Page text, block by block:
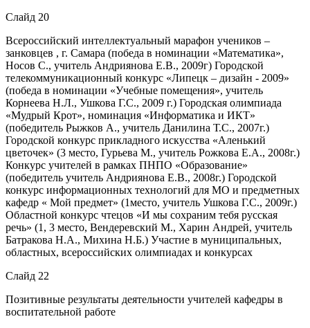
Слайд 20
Всероссийский интеллектуальный марафон учеников –
занковцев , г. Самара (победа в номинации «Математика»,
Носов С., учитель Андриянова Е.В., 2009г) Городской
телекоммуникационный конкурс «Липецк – дизайн - 2009»
(победа в номинации «Учебные помещения», учитель
Корнеева Н.Л., Ушкова Г.С., 2009 г.) Городская олимпиада
«Мудрый Крот», номинация «Информатика и ИКТ»
(победитель Рыжков А., учитель Данилина Т.С., 2007г.)
Городской конкурс прикладного искусства «Аленький
цветочек» (3 место, Гурьева М., учитель Рожкова Е.А., 2008г.)
Конкурс учителей в рамках ПНПО «Образование»
(победитель учитель Андриянова Е.В., 2008г.) Городской
конкурс информационных технологий для МО и предметных
кафедр « Мой предмет» (1место, учитель Ушкова Г.С., 2009г.)
Областной конкурс чтецов «И мы сохраним тебя русская
речь» (1, 3 место, Вендеревский М., Харин Андрей, учитель
Батракова Н.А., Михина Н.Б.) Участие в муниципальных,
областных, всероссийских олимпиадах и конкурсах
Слайд 22
Позитивные результаты деятельности учителей кафедры в
воспитательной работе